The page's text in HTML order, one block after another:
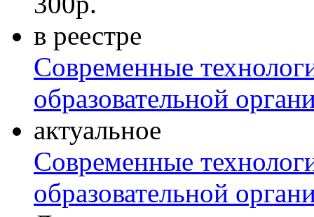
в реестре
Современные
образовательной
актуальное
Современные
образовательной